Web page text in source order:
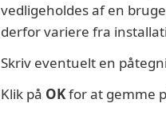
vedligeholdes af en
derfor variere fra
Skriv eventuelt en
Klik på OKfor at gemme